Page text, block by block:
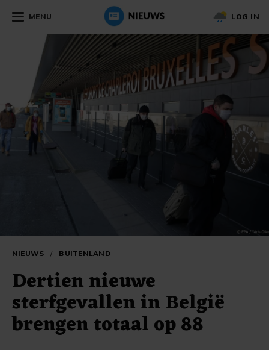
MENU LOG IN
NIEUWS / BUITENLAND
Dertien nieuwe
sterfgevallen in België
brengen totaal op 88